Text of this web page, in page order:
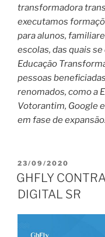
transformadora
executamos
para alunos,
escolas, das quais
Educação
pessoas
renomados, como a
Votorantim, Google
em fase de expansão.
PUBLICADO
EM
23/09/2020
GHFLY
DIGITAL SR